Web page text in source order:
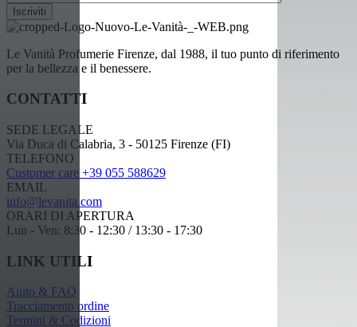
Le Vanità Profumerie Firenze, dal 1988, il tuo punto di riferimento
per la bellezza e il benessere.
CONTATTI
SEDE LEGALE
Via Duca di Calabria, 3 - 50125 Firenze (FI)
TELEFONO
Customer care +39 055 588629
EMAIL
info@levanita.com
ORARI DI APERTURA
Lun - Ven: 8:30 - 12:30 / 13:30 - 17:30
LINK UTILI
Aiuto & FAQ
Tracciamento ordine
Termini & Codizioni